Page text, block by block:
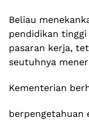
Beliau
pendidikan
pasaran kerja,
seutuhnya
Kementerian
berpengetahuan